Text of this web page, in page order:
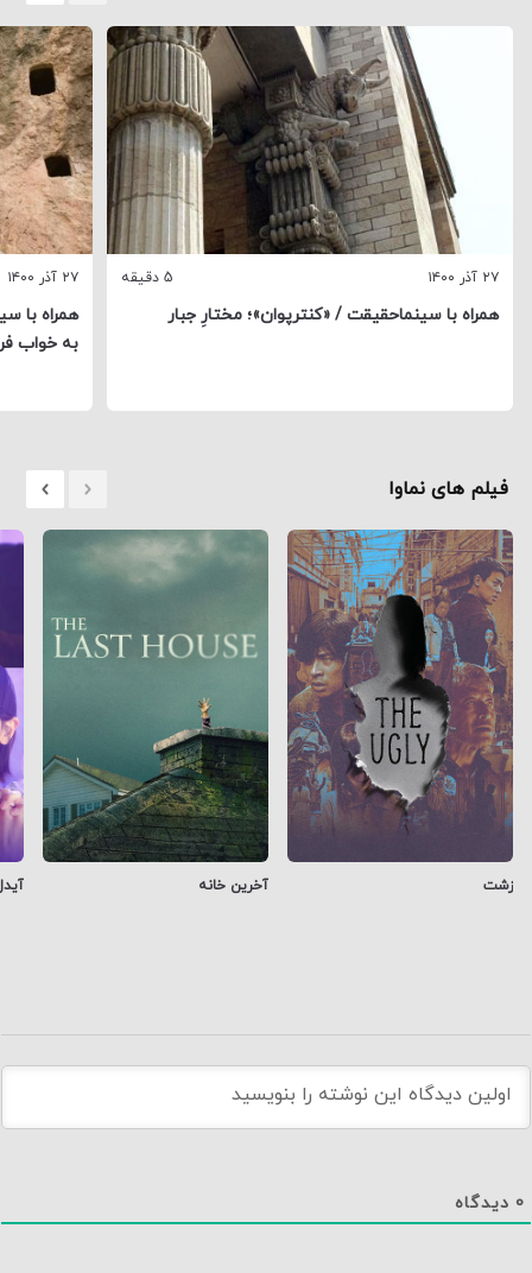
۲۷ آذر ۱۴۰۰ 5 دقیقه
همراه با سینماحقیقت / «کنترپوان»؛ مختارِ جبار
۲۷ آذر ۱۴۰۰
همراه با
به خواب
فیلم های نماوا
زشت آخرین خانه
0 دیدگاه